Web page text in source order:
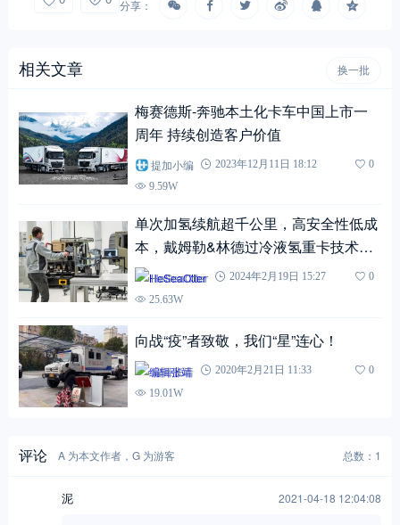
分享：
相关文章 换一批
梅赛德斯-奔驰本土化卡车中国上市一
周年 持续创造客户价值
提加小编 2023年12月11日 18:12
0
9.59W
单次加氢续航超千公里，高安全性低成
本，戴姆勒&林德过冷液氢重卡技术了
解一下
HeSeaOtter 2024年2月19日 15:27
0
25.63W
向战“疫”者致敬，我们“星”连心！
编辑张靖 2020年2月21日 11:33
0
19.01W
评论 A 为本文作者，G 为游客 总数：1
泥 2021-04-18 12:04:08